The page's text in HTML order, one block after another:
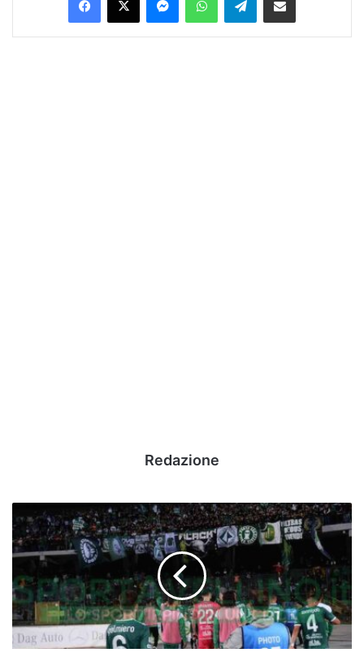
Redazione
C,
come
cambia
la
classifica
dopo
la
vittoria